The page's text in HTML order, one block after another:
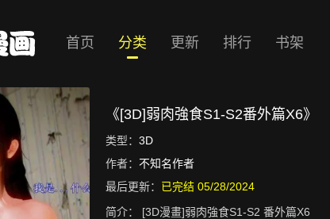
首页 分类 更新 排行 书架
《[3D]弱肉強食S1-S2番外篇X6》
类型： 3D
作者： 不知名作者
最后更新： 已完结 05/28/2024
简介：
[3D漫畫]弱肉強食S1-S2 番外篇X6